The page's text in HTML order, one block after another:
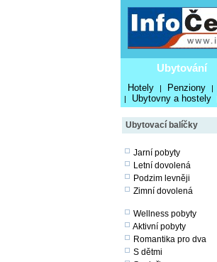
Ubytování
Hotely | Penziony |
| Ubytovny a hostely
Ubytovací balíčky
Jarní pobyty
Letní dovolená
Podzim levněji
Zimní dovolená
Wellness pobyty
Aktivní pobyty
Romantika pro dva
S dětmi